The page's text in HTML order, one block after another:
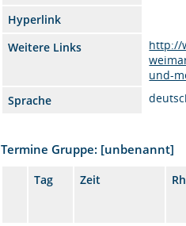
Hyperlink
Weitere Links
http://
und-
Sprache
Termine Gruppe: [unbenannt]
Tag Zeit